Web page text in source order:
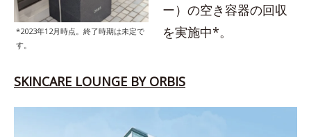
*2023年12月時点。終了時期は未定で
す。
ー）の空き容器の回収
を実施中*。
SKINCARE LOUNGE BY ORBIS